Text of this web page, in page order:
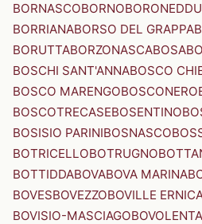
BORNASCOBORNOBORONEDDU
BORRIANABORSO DEL GRAPPA
BORUTTABORZONASCABOSA
BOSCHI SANT'ANNABOSCO
BOSCO MARENGOBOSCONERO
BOSCOTRECASEBOSENTINO
BOSISIO PARINIBOSNASCO
BOTRICELLOBOTRUGNO
BOTTIDDABOVABOVA MARINA
BOVESBOVEZZOBOVILLE
BOVISIO-MASCIAGOBOVOLENTA